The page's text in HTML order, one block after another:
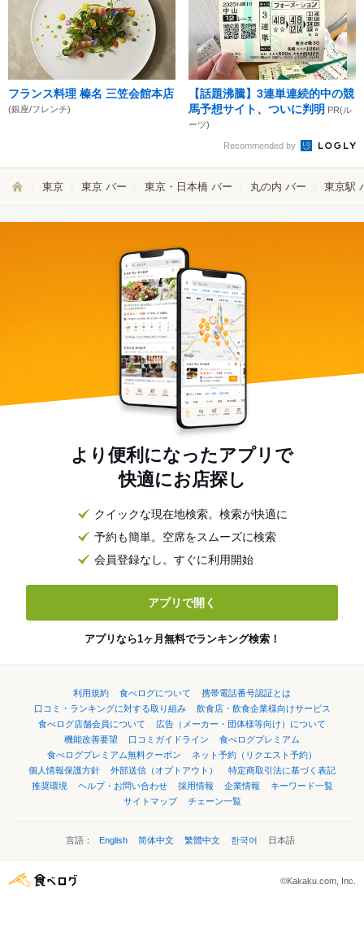
フランス料理 榛名 三笠会館本店
(銀座/フレンチ)
【話題沸騰】3連単連続的中の競
馬予想サイト、ついに判明 PR(ル
ーツ)
Recommended by
東京 東京 バー 東京・日本橋 バー 丸の内 バー 東京駅
より便利になったアプリで
快適にお店探し
クイックな現在地検索。検索が快適に
予約も簡単。空席をスムーズに検索
会員登録なし。すぐに利用開始
アプリで開く
アプリなら1ヶ月無料でランキング検索！
利用規約 食べログについて
携帯電話番号認証とは
口コミ・ランキングに対する取り組み
飲食店・飲食企業様向けサービス
食べログ店舗会員について
広告（メーカー・団体様等向け）について
機能改善要望
口コミガイドライン
食べログプレミアム
食べログプレミアム無料クーポン
ネット予約（リクエスト予約）
個人情報保護方針
外部送信（オプトアウト）
特定商取引法に基づく表記
推奨環境
ヘルプ・お問い合わせ 採用情報 企業情報
キーワード一覧
サイトマップ
チェーン一覧
言語： English 简体中文 繁體中文 한국어 日本語
©Kakaku.com, Inc.